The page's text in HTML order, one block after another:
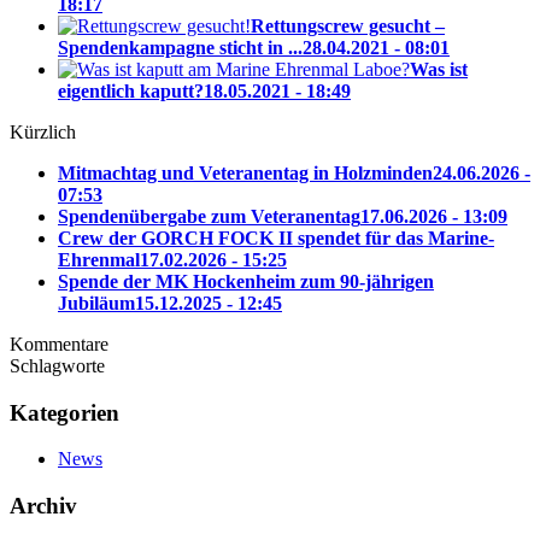
18:17
Rettungscrew gesucht –
Spendenkampagne sticht in ...28.04.2021 - 08:01
Was ist
eigentlich kaputt?18.05.2021 - 18:49
Kürzlich
Mitmachtag und Veteranentag in Holzminden24.06.2026 -
07:53
Spendenübergabe zum Veteranentag17.06.2026 - 13:09
Crew der GORCH FOCK II spendet für das Marine-
Ehrenmal17.02.2026 - 15:25
Spende der MK Hockenheim zum 90-jährigen
Jubiläum15.12.2025 - 12:45
Kommentare
Schlagworte
Kategorien
News
Archiv